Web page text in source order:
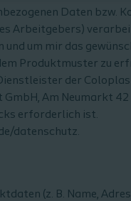
Daten bzw.
Arbeitgebers)
um mir das
Produktmuster zu
der
Am Neumarkt
erforderlich ist.
datenschutz.
(z. B. Name,